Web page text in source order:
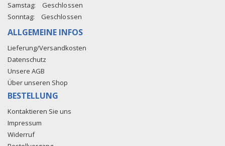
Samstag:
Geschlossen
Sonntag:
Geschlossen
ALLGEMEINE INFOS
Lieferung/Versandkosten
Datenschutz
Unsere AGB
Über unseren Shop
BESTELLUNG
Kontaktieren Sie uns
Impressum
Widerruf